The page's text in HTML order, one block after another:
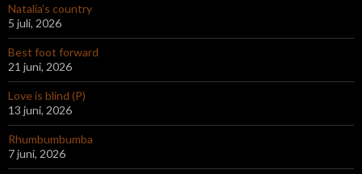
Natalia’s country
5 juli, 2026
Best foot forward
21 juni, 2026
Love is blind (P)
13 juni, 2026
Rhumbumbumba
7 juni, 2026